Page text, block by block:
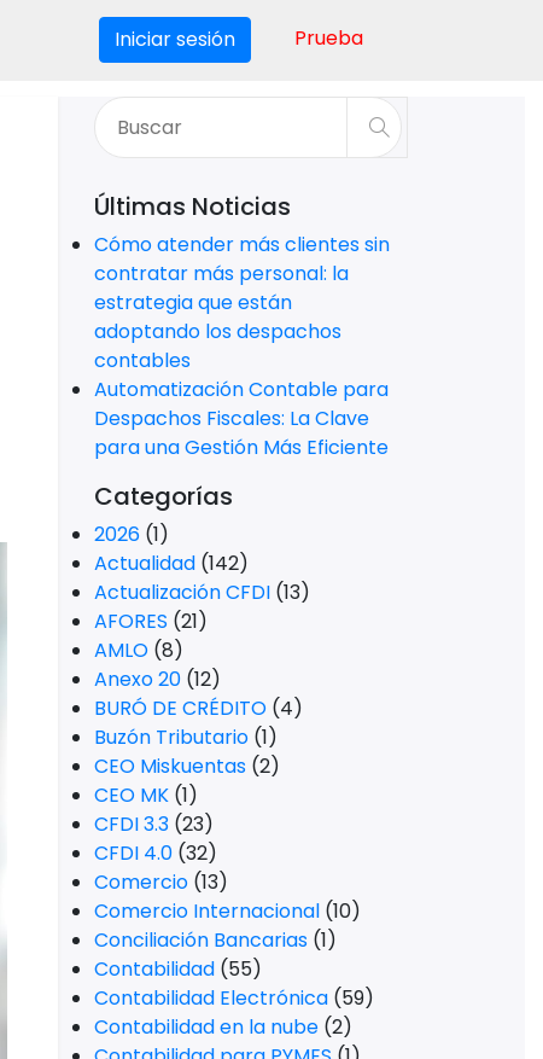
Iniciar sesión Prueba
Últimas Noticias
Cómo atender más clientes sin
contratar más personal: la
estrategia que están
adoptando los despachos
contables
Automatización Contable para
Despachos Fiscales: La Clave
para una Gestión Más Eficiente
Categorías
2026 (1)
Actualidad (142)
Actualización CFDI (13)
AFORES (21)
AMLO (8)
Anexo 20 (12)
BURÓ DE CRÉDITO (4)
Buzón Tributario (1)
CEO Miskuentas (2)
CEO MK (1)
CFDI 3.3 (23)
CFDI 4.0 (32)
Comercio (13)
Comercio Internacional (10)
Conciliación Bancarias (1)
Contabilidad (55)
Contabilidad Electrónica (59)
Contabilidad en la nube (2)